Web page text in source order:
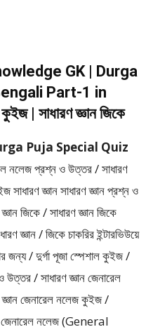
GK | Durga
Part-1 in
| সাধারণ জ্ঞান জিকে
Puja Special Quiz
নলেজ প্রশ্ন ও উত্তর / সাধারণ
জ্ঞান সাধারণ জ্ঞান প্রশ্ন ও
জিকে / সাধারণ জ্ঞান জিকে
জ্ঞান / জিকে চাকরির ইন্টারভিউয়ে
জন্য / দুর্গা পূজা স্পেশাল কুইজ /
উত্তর / সাধারণ জ্ঞান জেনারেল
জেনারেল নলেজ কুইজ /
জেনারেল নলেজ (General